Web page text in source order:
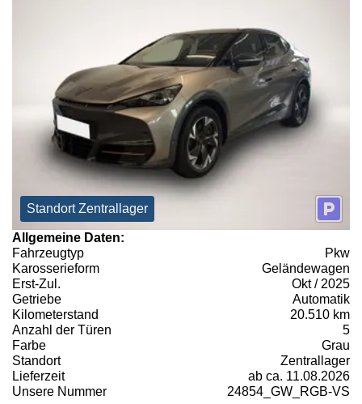
Standort Zentrallager
Allgemeine Daten:
Fahrzeugtyp
Pkw
Karosserieform
Geländewagen
Erst-Zul.
Okt / 2025
Getriebe
Automatik
Kilometerstand
20.510 km
Anzahl der Türen
5
Farbe
Grau
Standort
Zentrallager
Lieferzeit
ab ca. 11.08.2026
Unsere Nummer
24854_GW_RGB-VS